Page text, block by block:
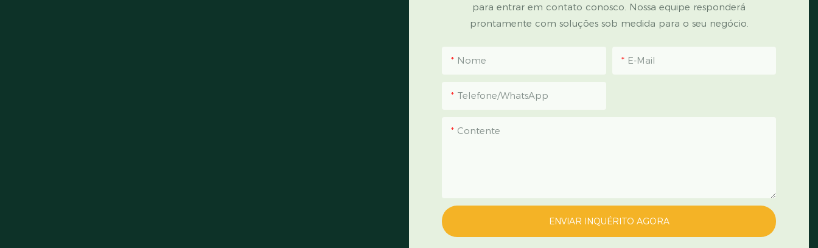
para entrar em contato conosco. Nossa equipe responderá
prontamente com soluções sob medida para o seu negócio.
Nome E-Mail
Telefone/WhatsApp
Contente
ENVIAR INQUÉRITO AGORA